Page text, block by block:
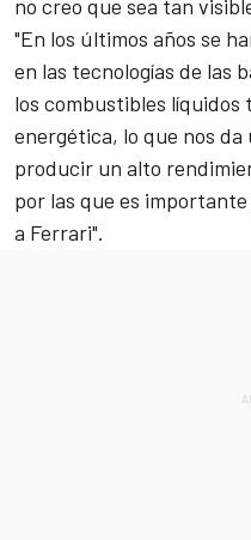
no creo que sea tan
"En los últimos años se
en las tecnologías de las
los combustibles líquidos
energética, lo que nos
producir un alto
por las que es
a Ferrari".